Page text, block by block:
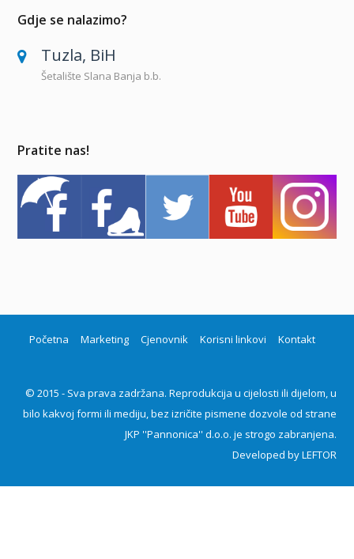
Gdje se nalazimo?
Tuzla, BiH
Šetalište Slana Banja b.b.
Pratite nas!
Početna Marketing Cjenovnik Korisni linkovi Kontakt
© 2015 - Sva prava zadržana. Reprodukcija u cijelosti ili dijelom, u
bilo kakvoj formi ili mediju, bez izričite pismene dozvole od strane
JKP ''Pannonica'' d.o.o. je strogo zabranjena.
Developed byLEFTOR